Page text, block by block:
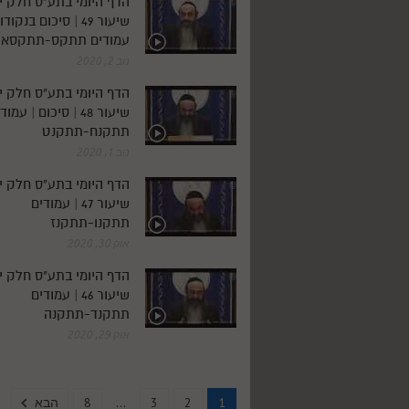
שיעור 49 | סיכום
עמודים תתקס-תתקסא
הדף היומי בתע"ס חלק
שיעור 48 | סיכום |
תתקנח-תתקנט
הדף היומי בתע"ס חלק
שיעור 47 | עמודים
תתקנו-תתקנז
הדף היומי בתע"ס חלק
שיעור 46 | עמודים
תתקנד-תתקנה
1
2
3
...
8 הבא